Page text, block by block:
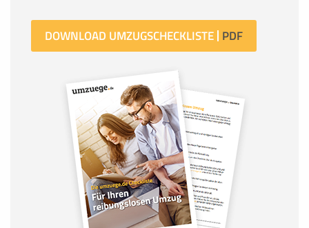
DOWNLOAD UMZUGSCHECKLISTE